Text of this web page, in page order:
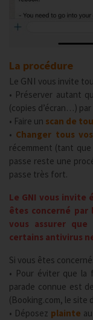
La procédure
Le GNI vous invite
• Préserver autant
(copies d’écran…)
• Faire un scan de
• Changer tous
récemment (tant
passe reste une
passe très fort.
Le GNI vous invite
êtes concerné par
vous assurer
certains antivirus
Si vous êtes
• Pour éviter que la
parade connue est
(Booking.com, le
• Déposez plainte